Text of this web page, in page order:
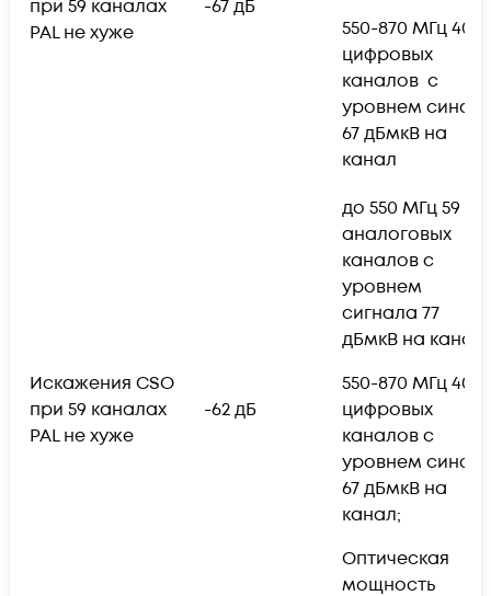
при 59 каналах
PAL не хуже
-67 дБ
550-870 МГц 40
цифровых
каналов с
уровнем
67 дБмкВ на
канал
Искажения CSO
при 59 каналах
PAL не хуже
-62 дБ
до 550 МГц 59
аналоговых
каналов с
уровнем
сигнала 77
дБмкВ на канал;
550-870 МГц 40
цифровых
каналов с
уровнем
67 дБмкВ на
канал;
Оптическая
мощность